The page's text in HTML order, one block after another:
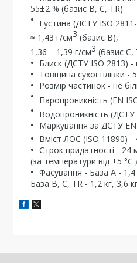
55±2 % (базис В, С, TR)
Густина (ДСТУ ISO
≈ 1,43 г/см3 (базис B),
1,36 – 1,39 г/см3 (базис С,
Блиск (ДСТУ ISO 2813) -
Товщина сухої плівки -
Розмір частинок - не
Паропроникність (EN
Водопроникність
Маркування за ДСТУ
Вміст ЛОС (ISO 11890) -
Строк придатності - 24
(за температури від +5 °С
Фасування - База А - 1,4
База B, C, TR - 1,2 кг, 3,6